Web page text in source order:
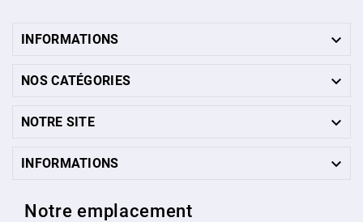
INFORMATIONS 
NOS CATÉGORIES 
NOTRE SITE 
INFORMATIONS 
Notre emplacement